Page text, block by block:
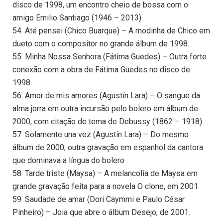
disco de 1998, um encontro cheio de bossa com o
amigo Emilio Santiago (1946 – 2013)
54. Até pensei (Chico Buarque) – A modinha de Chico em
dueto com o compositor no grande álbum de 1998.
55. Minha Nossa Senhora (Fátima Guedes) – Outra forte
conexão com a obra de Fátima Guedes no disco de
1998.
56. Amor de mis amores (Agustín Lara) – O sangue da
alma jorra em outra incursão pelo bolero em álbum de
2000, com citação de tema de Debussy (1862 – 1918).
57. Solamente una vez (Agustín Lara) – Do mesmo
álbum de 2000, outra gravação em espanhol da cantora
que dominava a língua do bolero
58. Tarde triste (Maysa) – A melancolia de Maysa em
grande gravação feita para a novela O clone, em 2001.
59. Saudade de amar (Dori Caymmi e Paulo César
Pinheiro) – Joia que abre o álbum Desejo, de 2001.